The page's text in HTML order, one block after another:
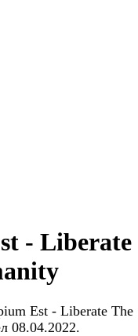
- Liberate
Est - Liberate The
08.04.2022.